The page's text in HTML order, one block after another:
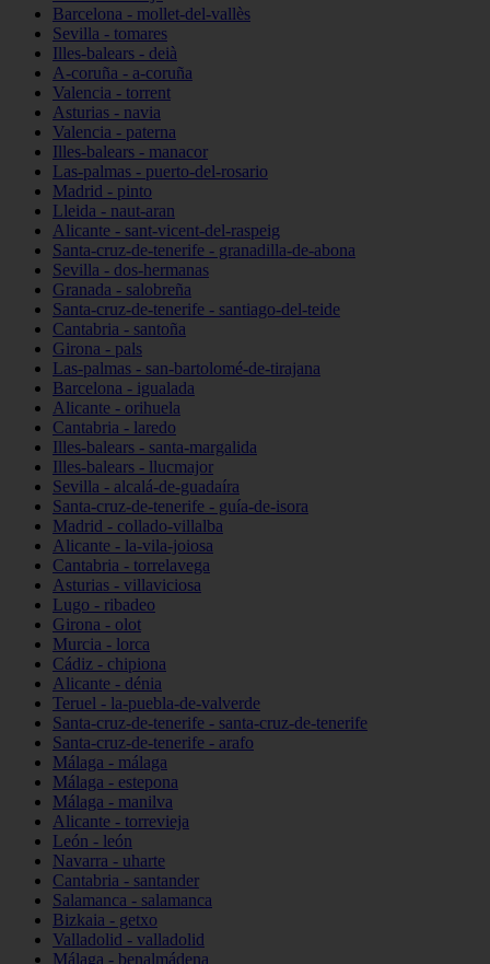
Barcelona - mollet-del-vallès
Sevilla - tomares
Illes-balears - deià
A-coruña - a-coruña
Valencia - torrent
Asturias - navia
Valencia - paterna
Illes-balears - manacor
Las-palmas - puerto-del-rosario
Madrid - pinto
Lleida - naut-aran
Alicante - sant-vicent-del-raspeig
Santa-cruz-de-tenerife - granadilla-de-abona
Sevilla - dos-hermanas
Granada - salobreña
Santa-cruz-de-tenerife - santiago-del-teide
Cantabria - santoña
Girona - pals
Las-palmas - san-bartolomé-de-tirajana
Barcelona - igualada
Alicante - orihuela
Cantabria - laredo
Illes-balears - santa-margalida
Illes-balears - llucmajor
Sevilla - alcalá-de-guadaíra
Santa-cruz-de-tenerife - guía-de-isora
Madrid - collado-villalba
Alicante - la-vila-joiosa
Cantabria - torrelavega
Asturias - villaviciosa
Lugo - ribadeo
Girona - olot
Murcia - lorca
Cádiz - chipiona
Alicante - dénia
Teruel - la-puebla-de-valverde
Santa-cruz-de-tenerife - santa-cruz-de-tenerife
Santa-cruz-de-tenerife - arafo
Málaga - málaga
Málaga - estepona
Málaga - manilva
Alicante - torrevieja
León - león
Navarra - uharte
Cantabria - santander
Salamanca - salamanca
Bizkaia - getxo
Valladolid - valladolid
Málaga - benalmádena